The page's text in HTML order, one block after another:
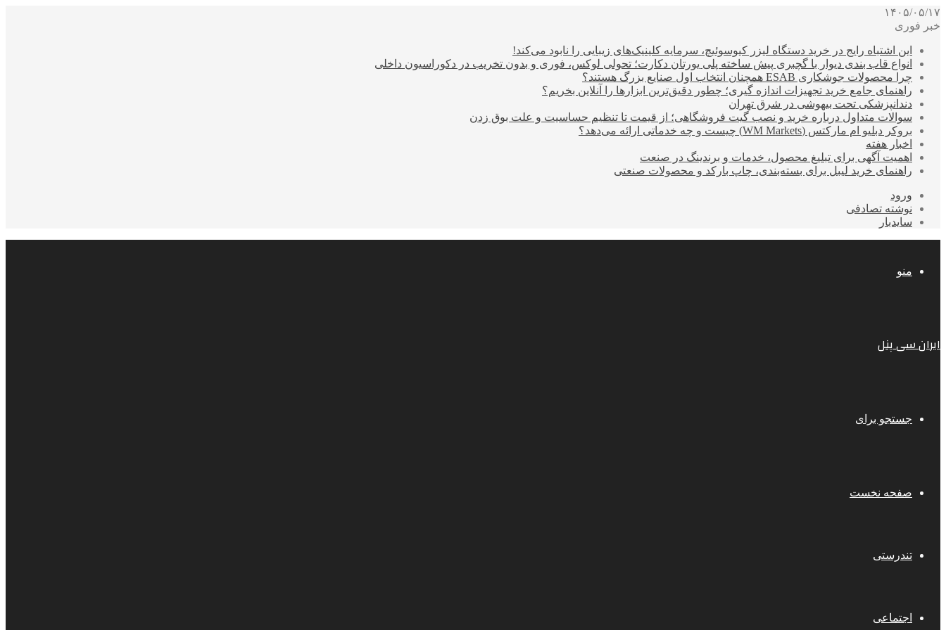
۱۴۰۵/۰۵/۱۷
خبر فوری
این اشتباه رایج در خرید دستگاه لیزر کیوسوئیچ، سرمایه کلینیک‌های زیبایی را نابود می‌کند!
انواع قاب بندی دیوار با گچبری پیش ساخته پلی یورتان دکارت؛ تحولی لوکس، فوری و بدون تخریب در دکوراسیون داخلی
چرا محصولات جوشکاری ESAB همچنان انتخاب اول صنایع بزرگ هستند؟
راهنمای جامع خرید تجهیزات اندازه گیری؛ چطور دقیق‌ترین ابزارها را آنلاین بخریم؟
دندانپزشکی تحت بیهوشی در شرق تهران
سوالات متداول درباره خرید و نصب گیت فروشگاهی؛ از قیمت تا تنظیم حساسیت و علت بوق زدن
بروکر دبلیو ام مارکتس (WM Markets) چیست و چه خدماتی ارائه می‌دهد؟
اخبار هفته
اهمیت آگهی برای تبلیغ محصول، خدمات و برندینگ در صنعت
راهنمای خرید لیبل برای بسته‌بندی، چاپ بارکد و محصولات صنعتی
ورود
نوشته تصادفی
سایدبار
منو
ایران سی پنل
جستجو برای
صفحه نخست
تندرستی
اجتماعی